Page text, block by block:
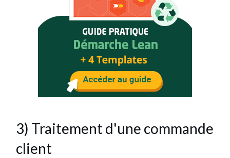
3) Traitement d'une commande
client